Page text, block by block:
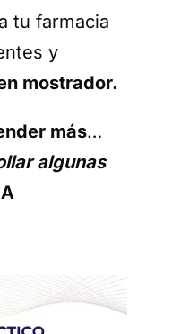
tu farmacia
y
mostrador.
más…
algunas